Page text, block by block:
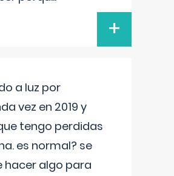
+
a luz por
vez en 2019 y
tengo perdidas
es normal? se
hacer algo para